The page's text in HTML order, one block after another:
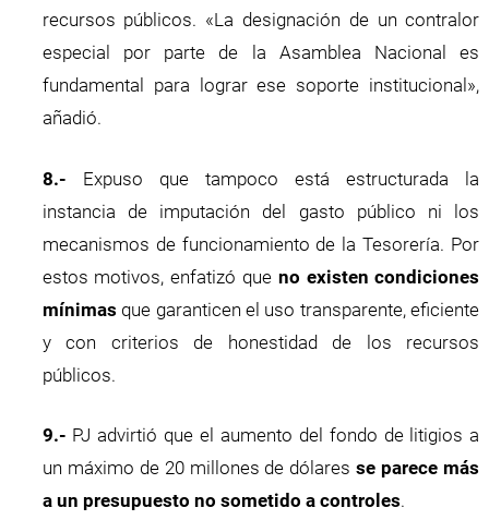
recursos públicos. «La designación de un contralor
especial por parte de la Asamblea Nacional es
fundamental para lograr ese soporte institucional»,
añadió.
8.- Expuso que tampoco está estructurada la
instancia de imputación del gasto público ni los
mecanismos de funcionamiento de la Tesorería. Por
estos motivos, enfatizó que no existen condiciones
mínimas que garanticen el uso transparente, eficiente
y con criterios de honestidad de los recursos
públicos.
9.- PJ advirtió que el aumento del fondo de litigios a
un máximo de 20 millones de dólaresse parece más
a un presupuesto no sometido a controles.